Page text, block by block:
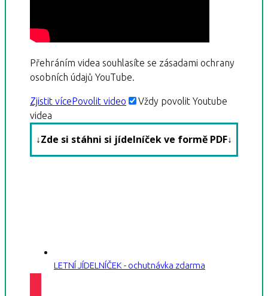
Přehráním videa souhlasíte se zásadami ochrany
osobních údajů YouTube.
Zjistit vícePovolit video
Vždy povolit Youtube
videa
↓Zde si stáhni si jídelníček ve formě PDF↓
LETNÍ JÍDELNÍČEK - ochutnávka zdarma